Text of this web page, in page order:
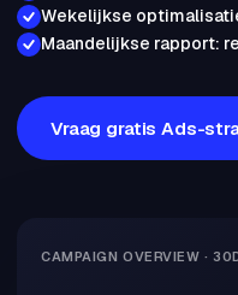
Wekelijkse
Maandelijkse rapport:
Vraag gratis Ads-
CAMPAIGN OVERVIEW ·